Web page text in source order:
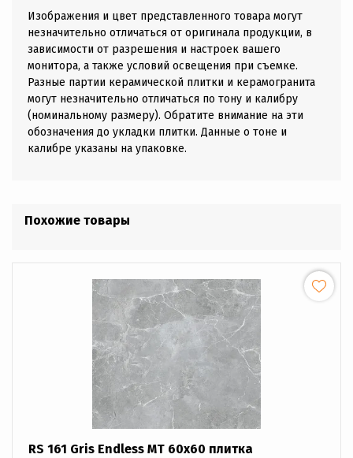
Изображения и цвет представленного товара могут
незначительно отличаться от оригинала продукции, в
зависимости от разрешения и настроек вашего
монитора, а также условий освещения при съемке.
Разные партии керамической плитки и керамогранита
могут незначительно отличаться по тону и калибру
(номинальному размеру). Обратите внимание на эти
обозначения до укладки плитки. Данные о тоне и
калибре указаны на упаковке.
Похожие товары
RS 161 Gris Endless MT 60x60 плитка